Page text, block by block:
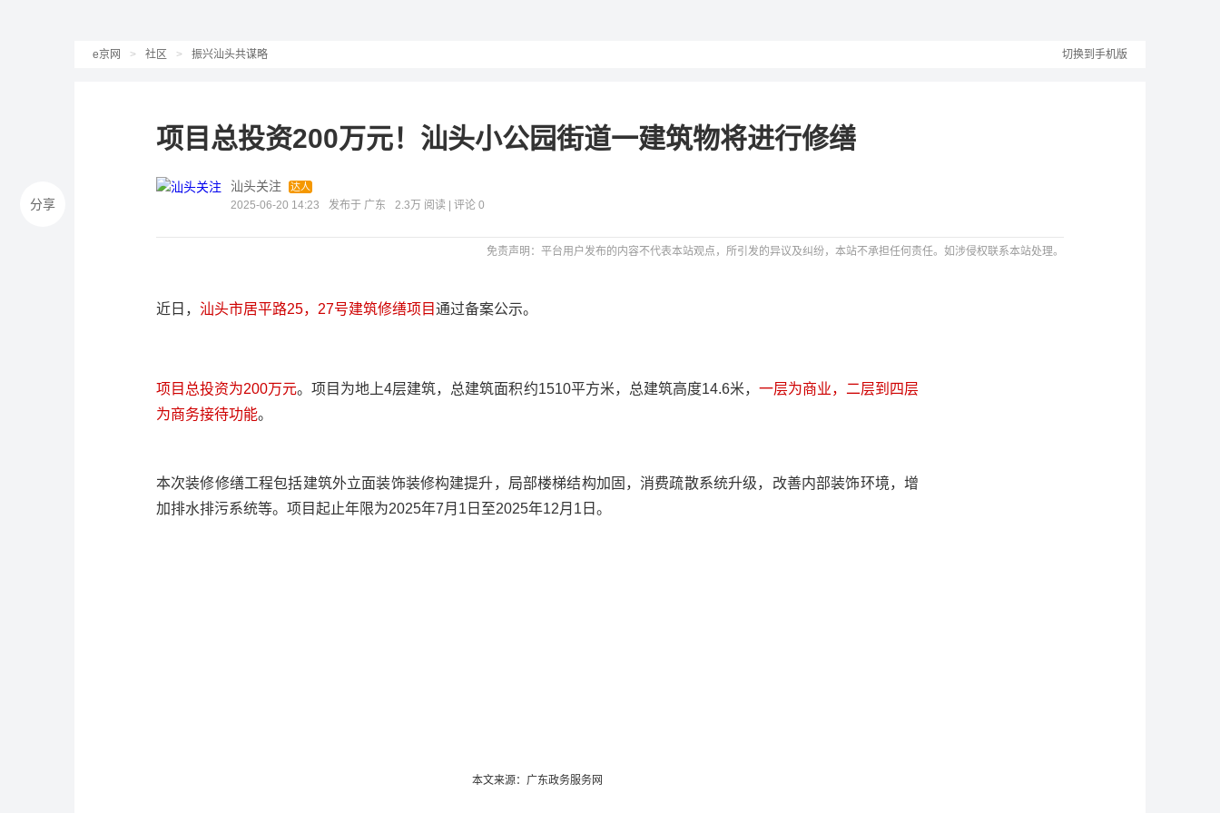
切换到手机版
e京网 > 社区 > 振兴汕头共谋略
项目总投资200万元！汕头小公园街道一建筑物将进行修缮
汕头关注 达人
2025-06-20 14:23 发布于 广东 2.3万 阅读 | 评论 0
免责声明：平台用户发布的内容不代表本站观点，所引发的异议及纠纷，本站不承担任何责任。如涉侵权联系本站处理。
近日， 汕头市居平路25，27号建筑修缮项目通过备案公示。
项目总投资为200万元。项目为地上4层建筑，总建筑面积约1510平方米，总建筑高度14.6米， 一层为商业，二层到四层
为商务接待功能。
本次装修修缮工程包括建筑外立面装饰装修构建提升，局部楼梯结构加固，消费疏散系统升级，改善内部装饰环境，增
加排水排污系统等。项目起止年限为2025年7月1日至2025年12月1日。
本文来源：广东政务服务网
分享